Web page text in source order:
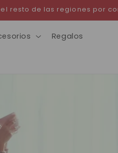
el resto de las regiones por
Regalos